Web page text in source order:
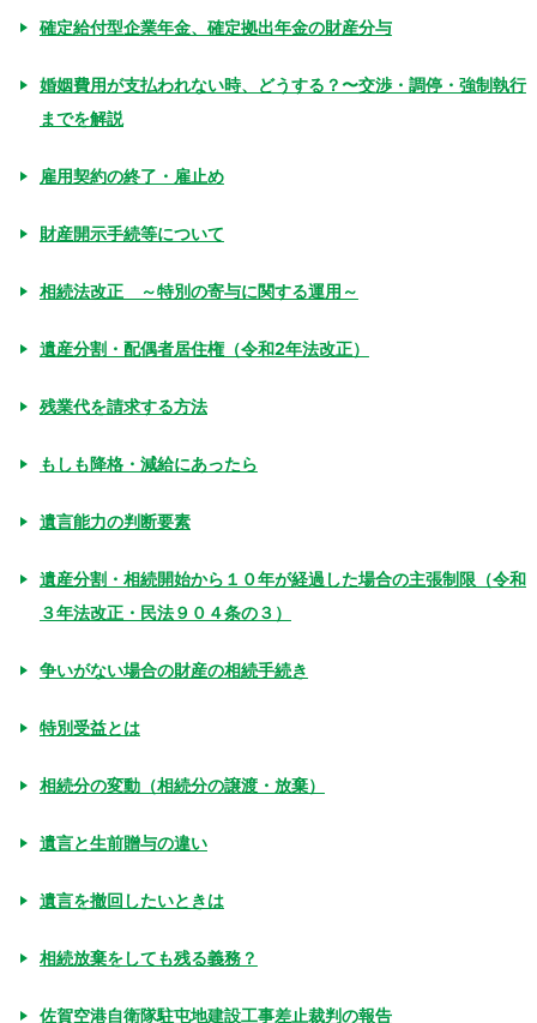
確定給付型企業年金、確定拠出年金の財産分与
婚姻費用が支払われない時、どうする？〜交渉・調停・強制執行
までを解説
雇用契約の終了・雇止め
財産開示手続等について
相続法改正 ～特別の寄与に関する運用～
遺産分割・配偶者居住権（令和2年法改正）
残業代を請求する方法
もしも降格・減給にあったら
遺言能力の判断要素
遺産分割・相続開始から１０年が経過した場合の主張制限（令和
３年法改正・民法９０４条の３）
争いがない場合の財産の相続手続き
特別受益とは
相続分の変動（相続分の譲渡・放棄）
遺言と生前贈与の違い
遺言を撤回したいときは
相続放棄をしても残る義務？
佐賀空港自衛隊駐屯地建設工事差止裁判の報告